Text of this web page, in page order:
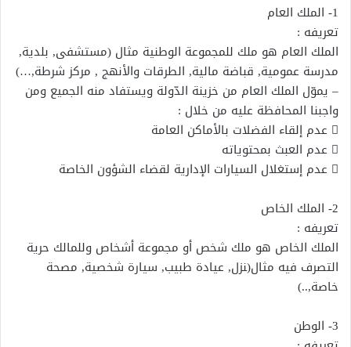
1- اﻟﻤﻠﻚ العام
تعريفه :
الملك العام ﻫﻮ ﻣﻠﻚ ﻟﻠﻤﺠﻤﻮﻋﺔ اﻟﻮﻃﻨﻴﺔ ﻣﺜﺎل (ﻣﺴﺘﺸﻔﻰ, ﺑﻠﺪﻳﺔ,
ﻣﺪرﺳﺔ ﻋﻤﻮﻣﻴﺔ, ﻗﺒﺎﺿﺔ ﻣﺎﻟﻴﺔ, اﻟﻄﺮﻗﺎت واﻷﻧﻬﺞ , ﻣﺮﻛﺰ ﺷﺮﻃﺔ,…)
– ﻳﻤﻮّل الملك العام ﻣﻦ ﺧﺰﻳﻨﺔ اﻟﺪّوﻟﺔ وﻳﺴﺘﻔﺎد ﻣﻨﻪ اﻟﺠﻤﻴﻊ وﻣﻦ
واﺟﺒﻨﺎ اﻟﻤﺤﺎﻓﻈﺔ ﻋﻠﻴﻪ ﻣﻦ ﺧﻼل :
 ﻋﺪم إﻟﻘﺎء اﻟﻔﻀﻼت ﺑﺎﻷﻣﺎﻛﻦ اﻟﻌﺎﻣﺔ
 ﻋﺪم اﻟﻌﺒﺚ ﺑﻤﺤﺘﻮﻳﺎﺗﻪ
 ﻋﺪم إﺳﺘﻐﻼل اﻟﺴﻴﺎرات اﻹدارﻳﺔ ﻟﻘﻀﺎء اﻟﺸﺆون اﻟﺨﺎﺻﺔ
2- اﻟﻤﻠﻚ اﻟﺨﺎص
تعريفه :
اﻟﻤﻠﻚ اﻟﺨﺎص ﻫﻮ ﻣﻠﻚ ﺷﺨﺺ أو ﻣﺠﻤﻮﻋﺔ أﺷﺨﺎص وﻟﻠﻤﺎﻟﻚ ﺣﺮﻳﺔ
اﻟﺘﺼﺮف ﻓﻴﻪ ﻣﺜﺎل(ﻨﺰل, ﻋﻴﺎدة ﻃﺒﻴﺐ, ﺳﻴﺎرة ﺷﺨﺼﻴﺔ, ﻣﺼﺤﺔ
ﺧﺎﺻﺔ,..)
3- الوطن